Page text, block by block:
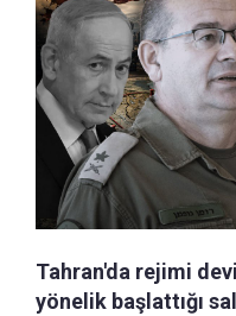
Tahran'da rejimi
yönelik başlattığı